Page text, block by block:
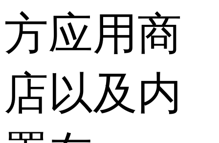
方应用商
店以及内